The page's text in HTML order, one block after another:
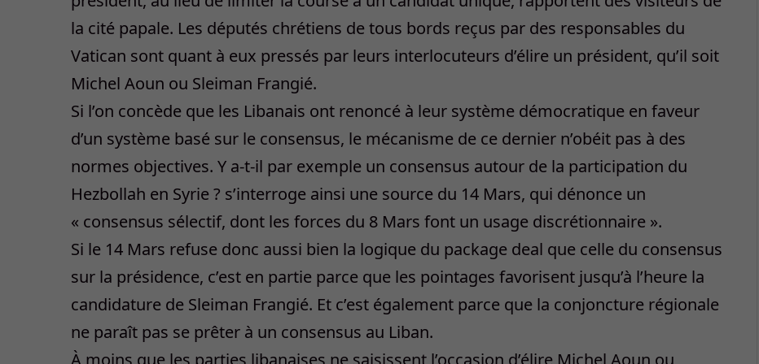
la cité papale. Les députés chrétiens de tous bords reçus par des responsables du
Vatican sont quant à eux pressés par leurs interlocuteurs d’élire un président, qu’il soit
Michel Aoun ou Sleiman Frangié.
Si l’on concède que les Libanais ont renoncé à leur système démocratique en faveur
d’un système basé sur le consensus, le mécanisme de ce dernier n’obéit pas à des
normes objectives. Y a-t-il par exemple un consensus autour de la participation du
Hezbollah en Syrie ? s’interroge ainsi une source du 14 Mars, qui dénonce un
« consensus sélectif, dont les forces du 8 Mars font un usage discrétionnaire ».
Si le 14 Mars refuse donc aussi bien la logique du package deal que celle du consensus
sur la présidence, c’est en partie parce que les pointages favorisent jusqu’à l’heure la
candidature de Sleiman Frangié. Et c’est également parce que la conjoncture régionale
ne paraît pas se prêter à un consensus au Liban.